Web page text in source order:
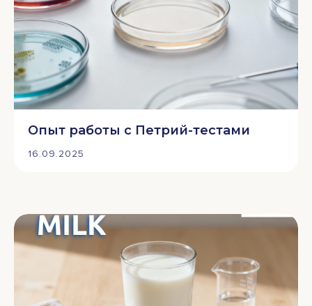
Опыт работы с Петрий-тестами
16.09.2025